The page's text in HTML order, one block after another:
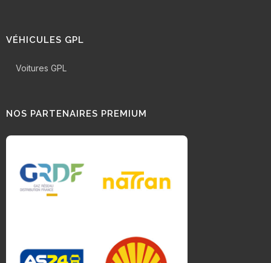
VÉHICULES GPL
Voitures GPL
NOS PARTENAIRES PREMIUM